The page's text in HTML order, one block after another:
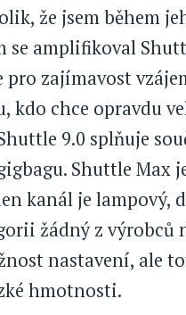
že jsem během
se amplifikoval
pro zajímavost
kdo chce opravdu
9.0 splňuje
Shuttle Max
kanál je lampový,
žádný z výrobců
nastavení, ale
hmotnosti.